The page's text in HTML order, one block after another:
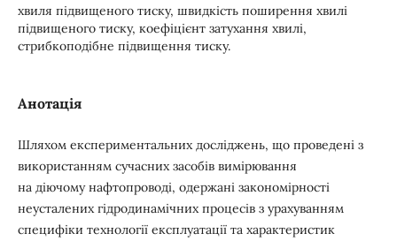
хвиля підвищеного тиску, швидкість поширення хвилі
підвищеного тиску, коефіцієнт затухання хвилі,
стрибкоподібне підвищення тиску.
Анотація
Шляхом експериментальних досліджень, що проведені з
використанням сучасних засобів вимірювання
на діючому нафтопроводі, одержані закономірності
неусталених гідродинамічних процесів з урахуванням
специфіки технології експлуатації та характеристик